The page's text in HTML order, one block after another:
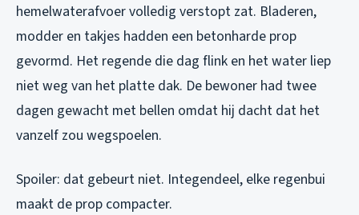
hemelwaterafvoer volledig verstopt zat. Bladeren,
modder en takjes hadden een betonharde prop
gevormd. Het regende die dag flink en het water liep
niet weg van het platte dak. De bewoner had twee
dagen gewacht met bellen omdat hij dacht dat het
vanzelf zou wegspoelen.
Spoiler: dat gebeurt niet. Integendeel, elke regenbui
maakt de prop compacter.